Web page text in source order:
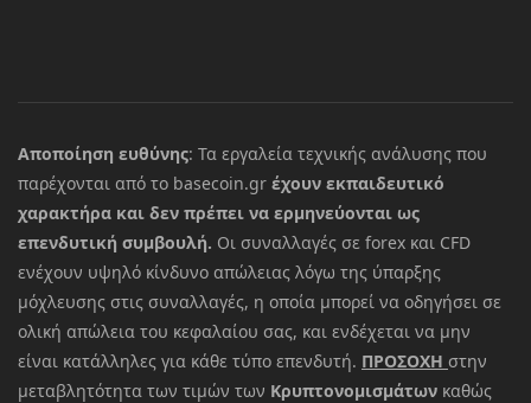
Αποποίηση ευθύνης: Τα εργαλεία τεχνικής ανάλυσης που
παρέχονται από το basecoin.gr έχουν εκπαιδευτικό
χαρακτήρα και δεν πρέπει να ερμηνεύονται ως
επενδυτική συμβουλή. Οι συναλλαγές σε forex και CFD
ενέχουν υψηλό κίνδυνο απώλειας λόγω της ύπαρξης
μόχλευσης στις συναλλαγές, η οποία μπορεί να οδηγήσει σε
ολική απώλεια του κεφαλαίου σας, και ενδέχεται να μην
είναι κατάλληλες για κάθε τύπο επενδυτή. ΠΡΟΣΟΧΗ στην
μεταβλητότητα των τιμών των Κρυπτονομισμάτων καθώς